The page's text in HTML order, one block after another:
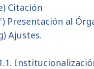
Citación
Presentación al
Ajustes.